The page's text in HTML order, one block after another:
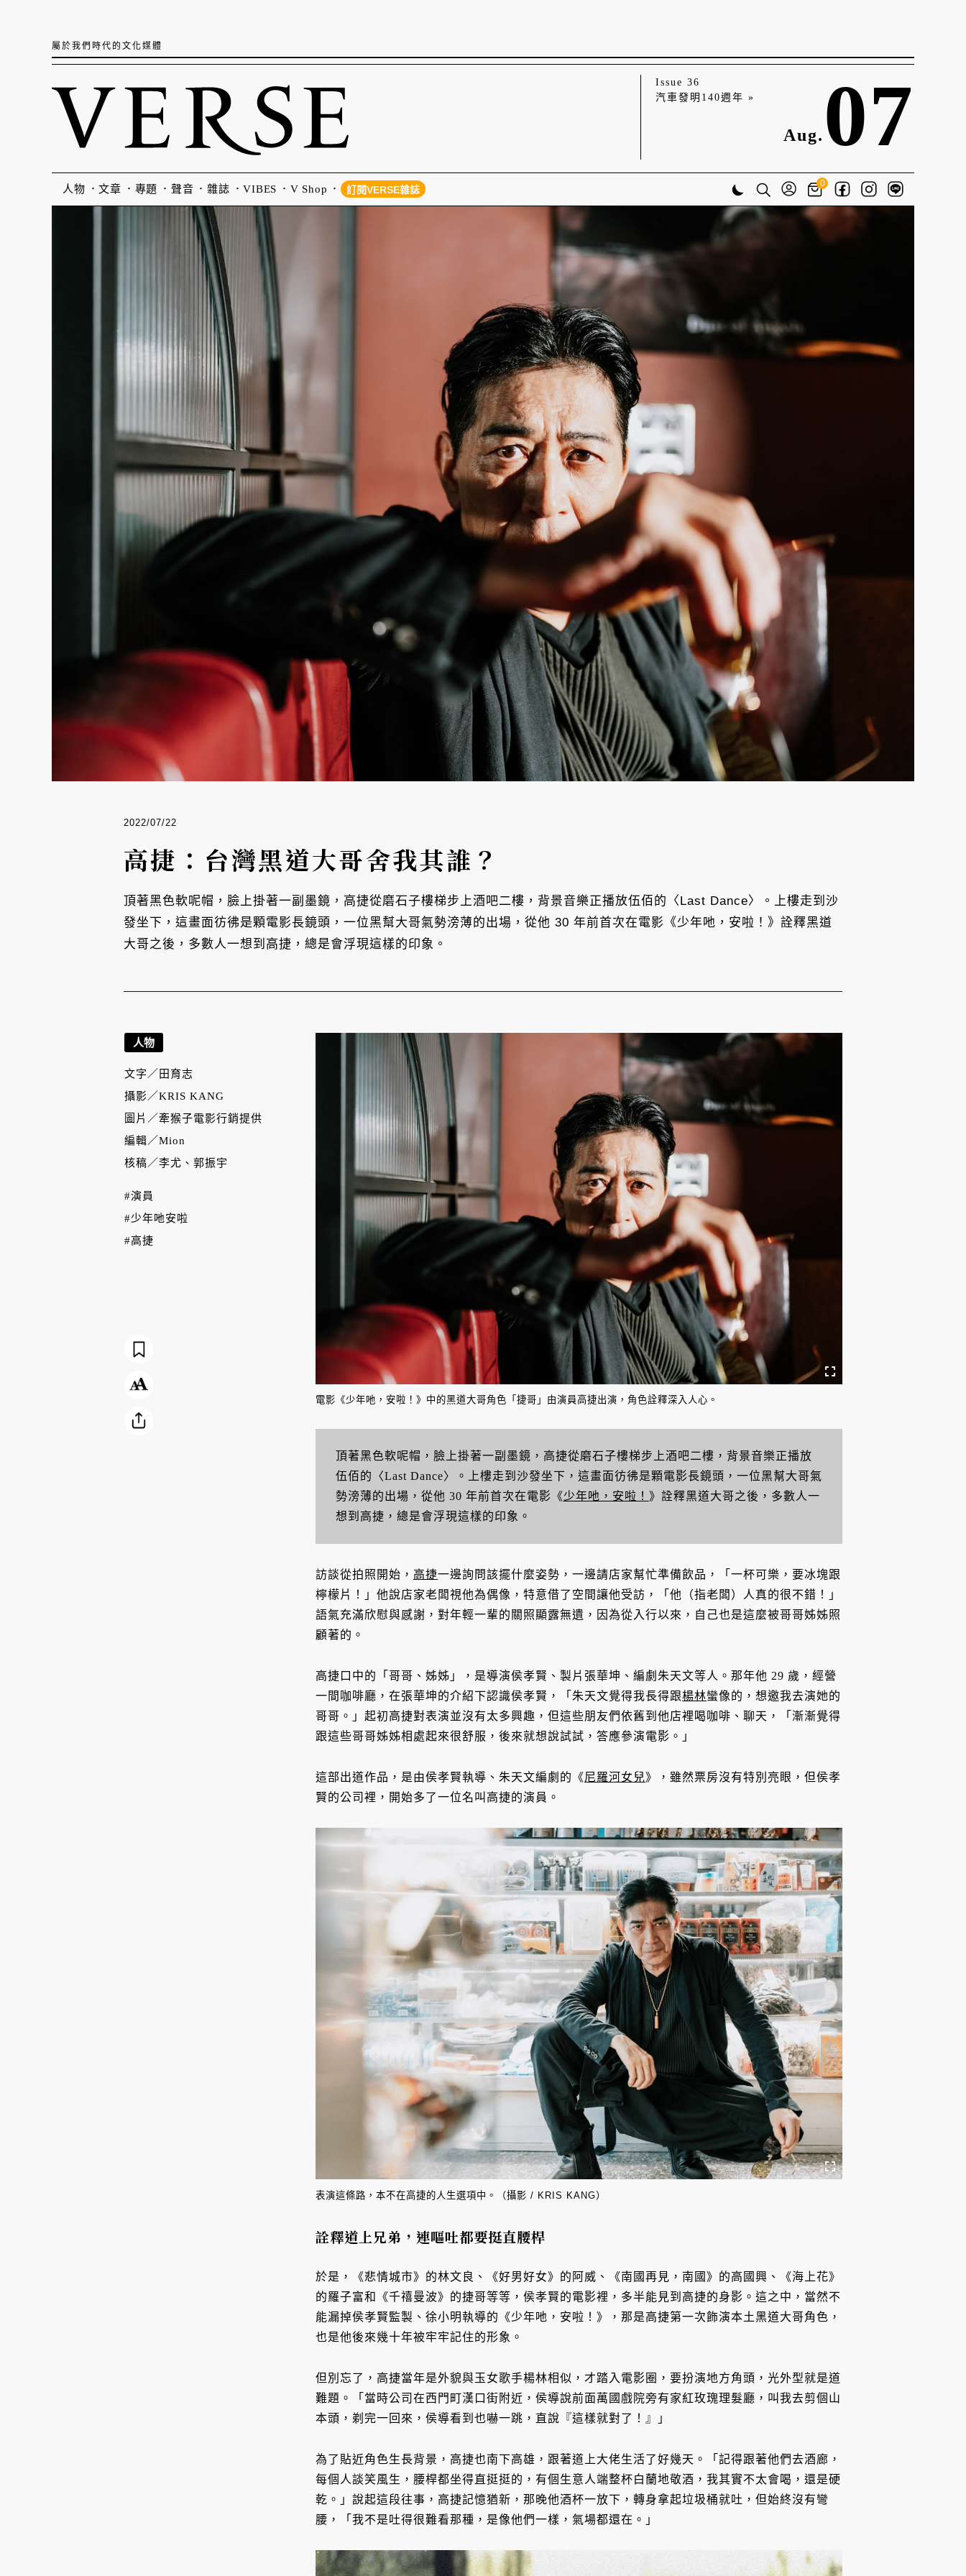
屬於我們時代的文化媒體
Issue 36
汽車發明140週年 »
Aug. 07
人物 文章 專題 聲音 雜誌 VIBES V Shop 訂閱VERSE雜誌
0
2022/07/22
高捷：台灣黑道大哥舍我其誰？
頂著黑色軟呢帽，臉上掛著一副墨鏡，高捷從磨石子樓梯步上酒吧二樓，背景音樂正播放伍佰的〈Last Dance〉。上樓走到沙
發坐下，這畫面彷彿是顆電影長鏡頭，一位黑幫大哥氣勢滂薄的出場，從他 30 年前首次在電影《少年吔，安啦！》詮釋黑道
大哥之後，多數人一想到高捷，總是會浮現這樣的印象。
電影《少年吔，安啦！》中的黑道大哥角色「捷哥」由演員高捷出演，角色詮釋深入人心。
頂著黑色軟呢帽，臉上掛著一副墨鏡，高捷從磨石子樓梯步上酒吧二樓，背景音樂正播放
伍佰的〈Last Dance〉。上樓走到沙發坐下，這畫面彷彿是顆電影長鏡頭，一位黑幫大哥氣
勢滂薄的出場，從他 30 年前首次在電影《少年吔，安啦！ 》詮釋黑道大哥之後，多數人一
想到高捷，總是會浮現這樣的印象。
訪談從拍照開始， 高捷一邊詢問該擺什麼姿勢，一邊請店家幫忙準備飲品，「一杯可樂，要冰塊跟
檸檬片！」他說店家老闆視他為偶像，特意借了空間讓他受訪，「他（指老闆）人真的很不錯！」
語氣充滿欣慰與感謝，對年輕一輩的關照顯露無遺，因為從入行以來，自己也是這麼被哥哥姊姊照
顧著的。
高捷口中的「哥哥、姊姊」，是導演侯孝賢、製片張華坤、編劇朱天文等人。那年他 29 歲，經營
一間咖啡廳，在張華坤的介紹下認識侯孝賢，「朱天文覺得我長得跟楊林蠻像的，想邀我去演她的
哥哥。」起初高捷對表演並沒有太多興趣，但這些朋友們依舊到他店裡喝咖啡、聊天，「漸漸覺得
跟這些哥哥姊姊相處起來很舒服，後來就想說試試，答應參演電影。」
這部出道作品，是由侯孝賢執導、朱天文編劇的《尼羅河女兒》，雖然票房沒有特別亮眼，但侯孝
賢的公司裡，開始多了一位名叫高捷的演員。
表演這條路，本不在高捷的人生選項中。（攝影 / KRIS KANG）
詮釋道上兄弟，連嘔吐都要挺直腰桿
於是，《悲情城市》的林文良、《好男好女》的阿威、《南國再見，南國》的高國興、《海上花》
的羅子富和《千禧曼波》的捷哥等等，侯孝賢的電影裡，多半能見到高捷的身影。這之中，當然不
能漏掉侯孝賢監製、徐小明執導的《少年吔，安啦！》，那是高捷第一次飾演本土黑道大哥角色，
也是他後來幾十年被牢牢記住的形象。
但別忘了，高捷當年是外貌與玉女歌手楊林相似，才踏入電影圈，要扮演地方角頭，光外型就是道
難題。「當時公司在西門町漢口街附近，侯導說前面萬國戲院旁有家紅玫瑰理髮廳，叫我去剪個山
本頭，剃完一回來，侯導看到也嚇一跳，直說『這樣就對了！』」
為了貼近角色生長背景，高捷也南下高雄，跟著道上大佬生活了好幾天。「記得跟著他們去酒廊，
每個人談笑風生，腰桿都坐得直挺挺的，有個生意人端整杯白蘭地敬酒，我其實不太會喝，還是硬
乾。」說起這段往事，高捷記憶猶新，那晚他酒杯一放下，轉身拿起垃圾桶就吐，但始終沒有彎
腰，「我不是吐得很難看那種，是像他們一樣，氣場都還在。」
人物
文字／ 田育志
攝影／KRIS KANG
圖片／ 牽猴子電影行銷提供
編輯／Mion
核稿／李尤、郭振宇
#演員
#少年吔安啦
#高捷